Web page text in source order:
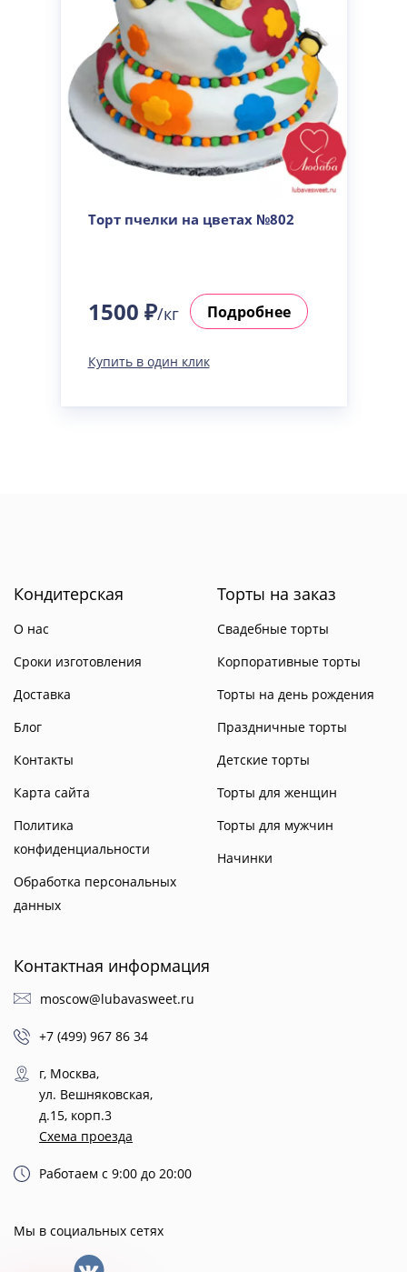
Торт пчелки на цветах №802
1500 ₽/кг Подробнее
Купить в один клик
Кондитерская
О нас
Сроки изготовления
Доставка
Блог
Контакты
Карта сайта
Политика
конфиденциальности
Обработка персональных
данных
Торты на заказ
Свадебные торты
Корпоративные торты
Торты на день рождения
Праздничные торты
Детские торты
Торты для женщин
Торты для мужчин
Начинки
Контактная информация
moscow@lubavasweet.ru
+7 (499) 967 86 34
г, Москва,
ул. Вешняковская,
д.15, корп.3
Схема проезда
Работаем с 9:00 до 20:00
Мы в социальных сетях